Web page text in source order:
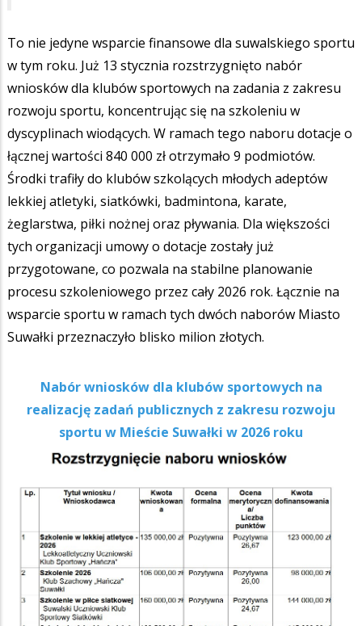
To nie jedyne wsparcie finansowe dla suwalskiego sportu
w tym roku. Już 13 stycznia rozstrzygnięto nabór
wniosków dla klubów sportowych na zadania z zakresu
rozwoju sportu, koncentrując się na szkoleniu w
dyscyplinach wiodących. W ramach tego naboru dotacje o
łącznej wartości 840 000 zł otrzymało 9 podmiotów.
Środki trafiły do klubów szkolących młodych adeptów
lekkiej atletyki, siatkówki, badmintona, karate,
żeglarstwa, piłki nożnej oraz pływania. Dla większości
tych organizacji umowy o dotacje zostały już
przygotowane, co pozwala na stabilne planowanie
procesu szkoleniowego przez cały 2026 rok. Łącznie na
wsparcie sportu w ramach tych dwóch naborów Miasto
Suwałki przeznaczyło blisko milion złotych.
Nabór wniosków dla klubów sportowych na
realizację zadań publicznych z zakresu rozwoju
sportu w Mieście Suwałki w 2026 roku